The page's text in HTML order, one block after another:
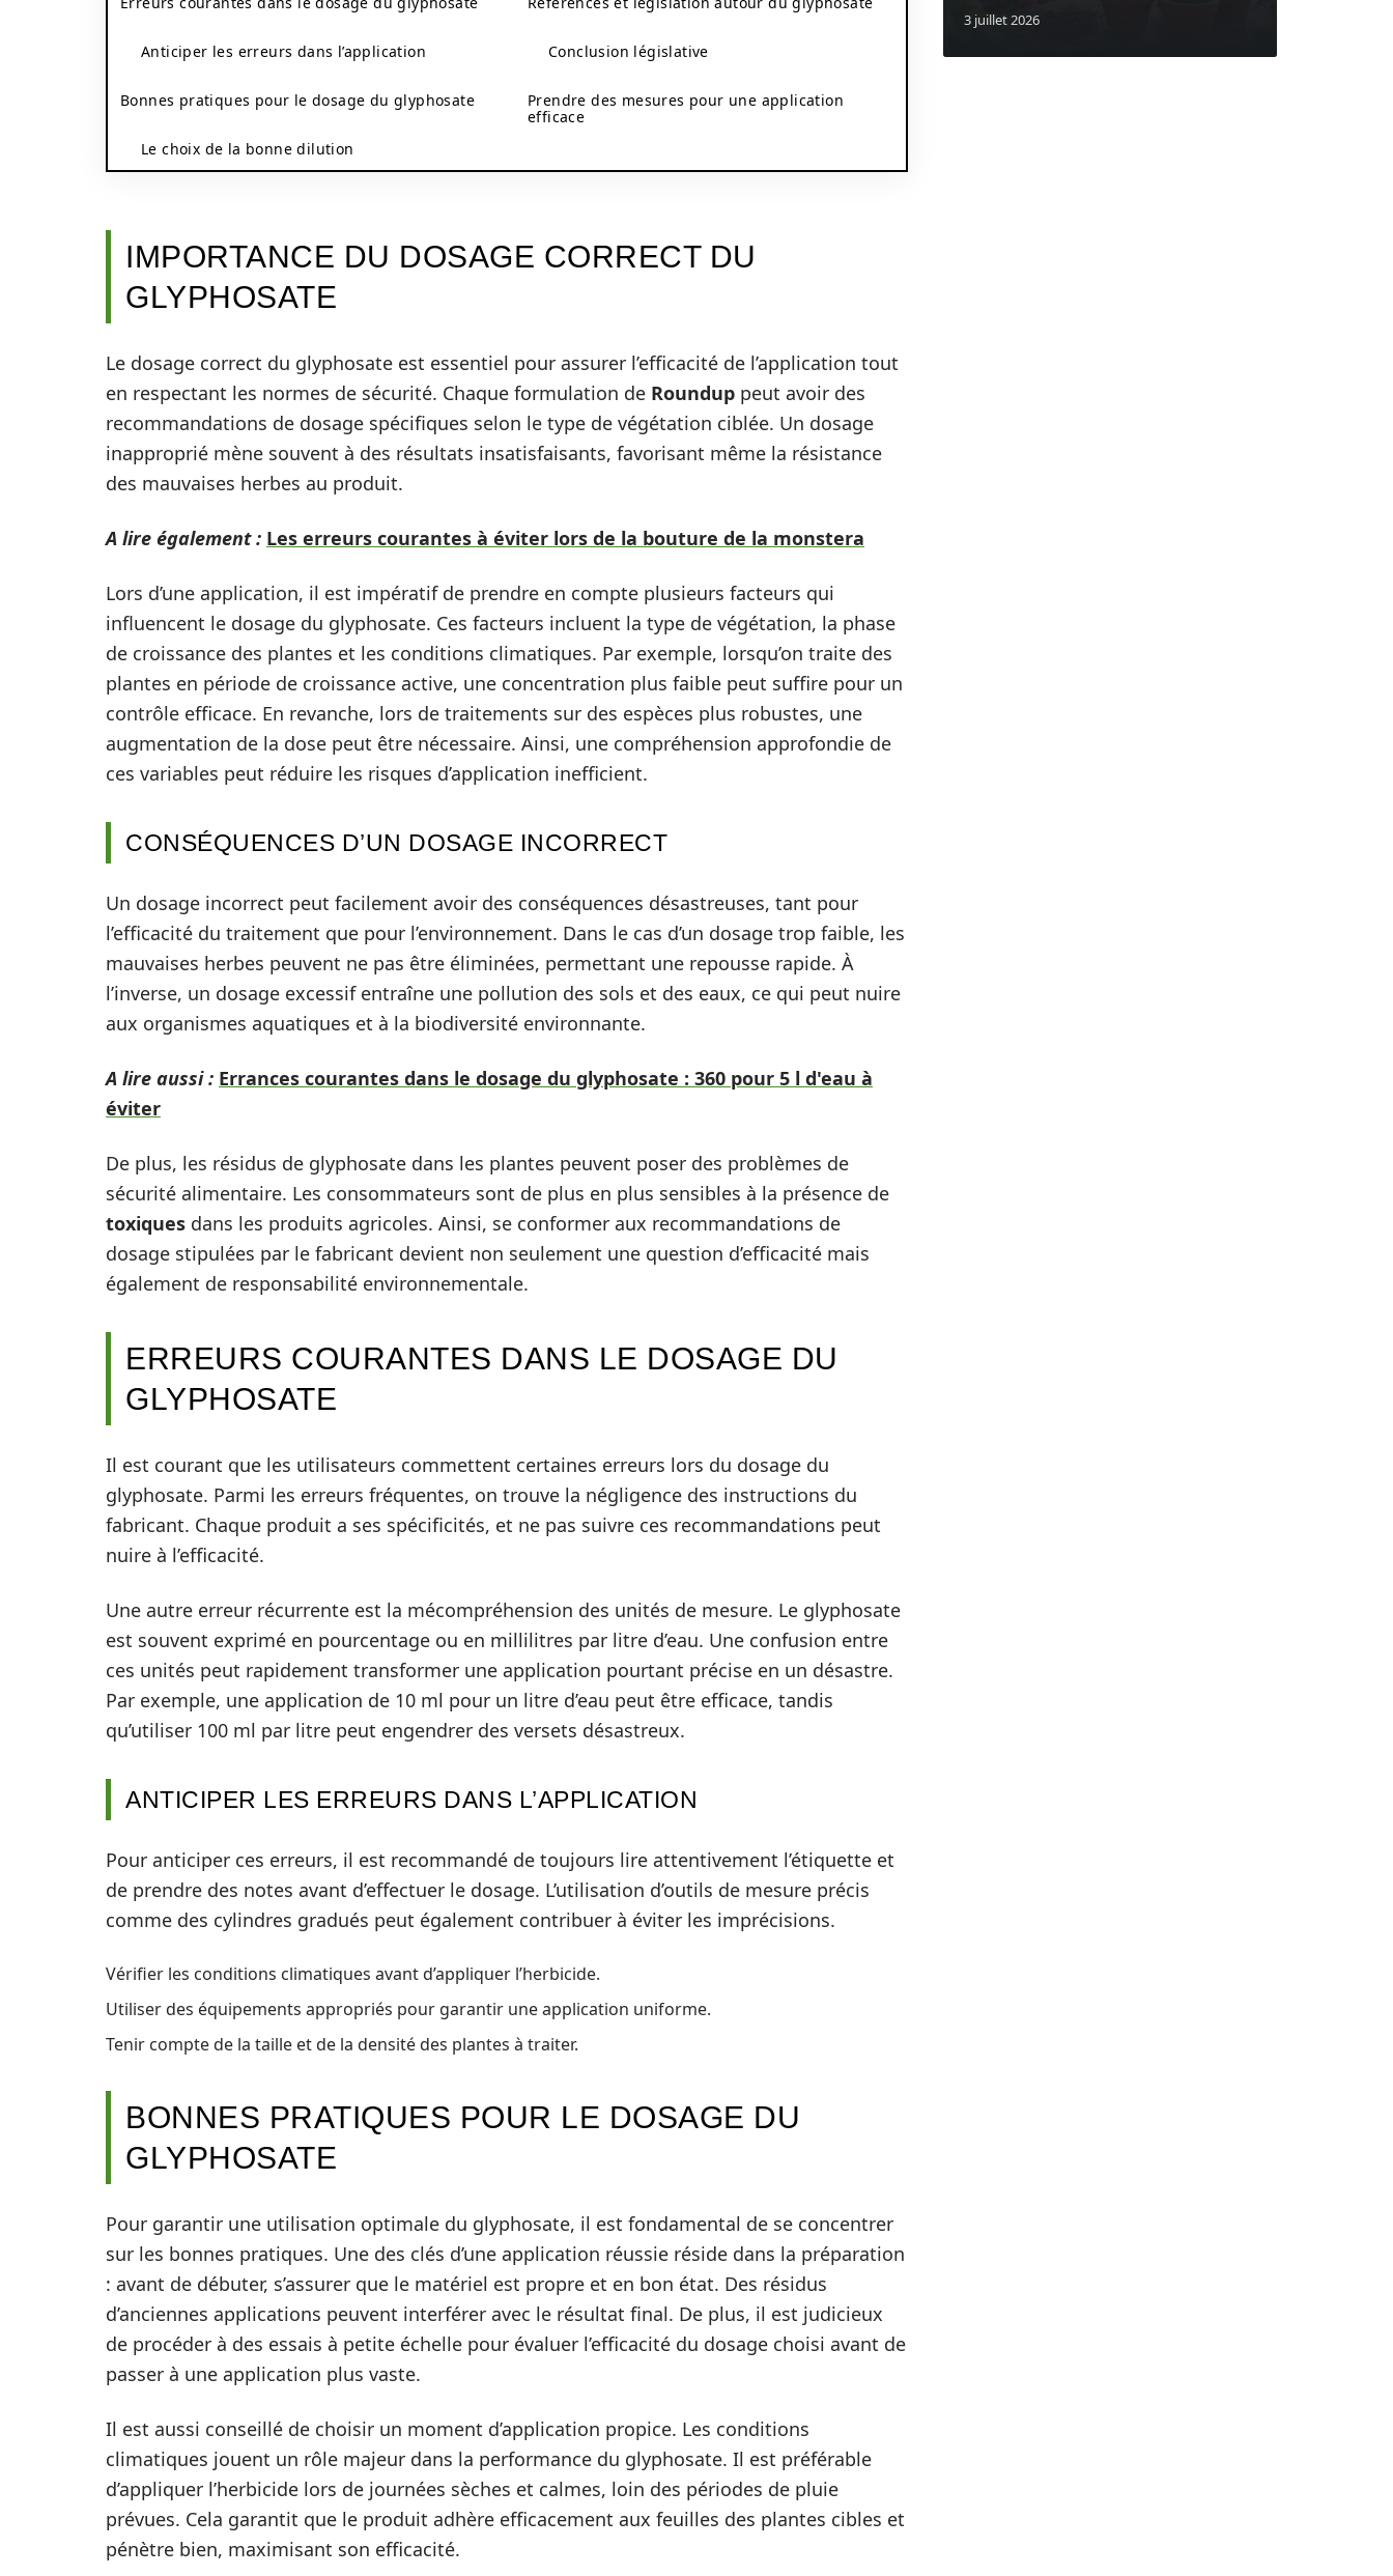
Anticiper les erreurs dans l’application
Bonnes pratiques pour le dosage du glyphosate
Le choix de la bonne dilution
Conclusion législative
Prendre des mesures pour une application
efficace
IMPORTANCE DU DOSAGE CORRECT DU
GLYPHOSATE
Le dosage correct du glyphosate est essentiel pour assurer l’efficacité de l’application tout
en respectant les normes de sécurité. Chaque formulation de Roundup peut avoir des
recommandations de dosage spécifiques selon le type de végétation ciblée. Un dosage
inapproprié mène souvent à des résultats insatisfaisants, favorisant même la résistance
des mauvaises herbes au produit.
A lire également : Les erreurs courantes à éviter lors de la bouture de la monstera
Lors d’une application, il est impératif de prendre en compte plusieurs facteurs qui
influencent le dosage du glyphosate. Ces facteurs incluent la type de végétation, la phase
de croissance des plantes et les conditions climatiques. Par exemple, lorsqu’on traite des
plantes en période de croissance active, une concentration plus faible peut suffire pour un
contrôle efficace. En revanche, lors de traitements sur des espèces plus robustes, une
augmentation de la dose peut être nécessaire. Ainsi, une compréhension approfondie de
ces variables peut réduire les risques d’application inefficient.
CONSÉQUENCES D’UN DOSAGE INCORRECT
Un dosage incorrect peut facilement avoir des conséquences désastreuses, tant pour
l’efficacité du traitement que pour l’environnement. Dans le cas d’un dosage trop faible, les
mauvaises herbes peuvent ne pas être éliminées, permettant une repousse rapide. À
l’inverse, un dosage excessif entraîne une pollution des sols et des eaux, ce qui peut nuire
aux organismes aquatiques et à la biodiversité environnante.
A lire aussi : Errances courantes dans le dosage du glyphosate : 360 pour 5 l d'eau à
éviter
De plus, les résidus de glyphosate dans les plantes peuvent poser des problèmes de
sécurité alimentaire. Les consommateurs sont de plus en plus sensibles à la présence de
toxiques dans les produits agricoles. Ainsi, se conformer aux recommandations de
dosage stipulées par le fabricant devient non seulement une question d’efficacité mais
également de responsabilité environnementale.
ERREURS COURANTES DANS LE DOSAGE DU
GLYPHOSATE
Il est courant que les utilisateurs commettent certaines erreurs lors du dosage du
glyphosate. Parmi les erreurs fréquentes, on trouve la négligence des instructions du
fabricant. Chaque produit a ses spécificités, et ne pas suivre ces recommandations peut
nuire à l’efficacité.
Une autre erreur récurrente est la mécompréhension des unités de mesure. Le glyphosate
est souvent exprimé en pourcentage ou en millilitres par litre d’eau. Une confusion entre
ces unités peut rapidement transformer une application pourtant précise en un désastre.
Par exemple, une application de 10 ml pour un litre d’eau peut être efficace, tandis
qu’utiliser 100 ml par litre peut engendrer des versets désastreux.
ANTICIPER LES ERREURS DANS L’APPLICATION
Pour anticiper ces erreurs, il est recommandé de toujours lire attentivement l’étiquette et
de prendre des notes avant d’effectuer le dosage. L’utilisation d’outils de mesure précis
comme des cylindres gradués peut également contribuer à éviter les imprécisions.
Vérifier les conditions climatiques avant d’appliquer l’herbicide.
Utiliser des équipements appropriés pour garantir une application uniforme.
Tenir compte de la taille et de la densité des plantes à traiter.
BONNES PRATIQUES POUR LE DOSAGE DU
GLYPHOSATE
Pour garantir une utilisation optimale du glyphosate, il est fondamental de se concentrer
sur les bonnes pratiques. Une des clés d’une application réussie réside dans la préparation
: avant de débuter, s’assurer que le matériel est propre et en bon état. Des résidus
d’anciennes applications peuvent interférer avec le résultat final. De plus, il est judicieux
de procéder à des essais à petite échelle pour évaluer l’efficacité du dosage choisi avant de
passer à une application plus vaste.
Il est aussi conseillé de choisir un moment d’application propice. Les conditions
climatiques jouent un rôle majeur dans la performance du glyphosate. Il est préférable
d’appliquer l’herbicide lors de journées sèches et calmes, loin des périodes de pluie
prévues. Cela garantit que le produit adhère efficacement aux feuilles des plantes cibles et
pénètre bien, maximisant son efficacité.
3 juillet 2026